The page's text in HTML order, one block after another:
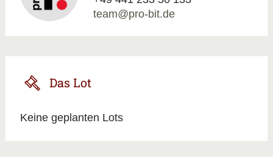
team@pro-bit.de
Das Lot
Keine geplanten Lots